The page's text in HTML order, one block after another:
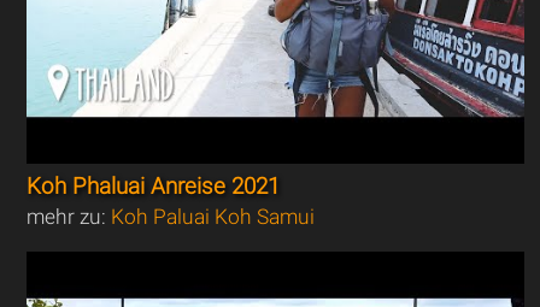
Koh Phaluai Anreise 2021
mehr zu: Koh Paluai Koh Samui